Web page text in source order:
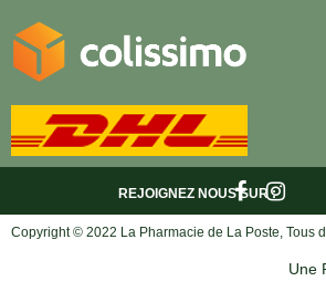
SUR :
REJOIGNEZ NOUS
Copyright © 2022 La Pharmacie de La Poste, Tous
Une